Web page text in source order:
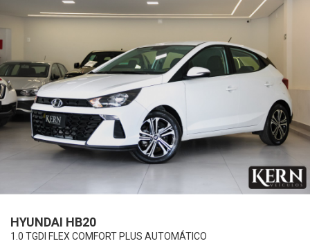
HYUNDAI HB20
1.0 TGDI FLEX COMFORT PLUS AUTOMÁTICO